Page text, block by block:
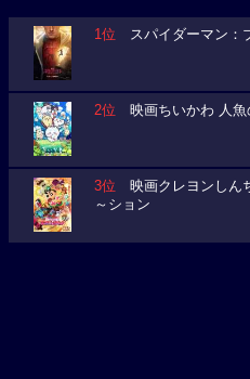
1位 スパイダーマン：
2位 映画ちいかわ 人魚
3位 映画クレヨンしん
～ション